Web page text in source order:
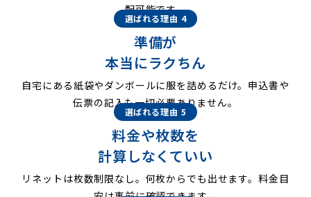
配可能です。
選ばれる理由 4
準備が
本当にラクちん
自宅にある紙袋やダンボールに服を詰めるだけ。申込書や
伝票の記入も一切必要ありません。
選ばれる理由 5
料金や枚数を
計算しなくていい
リネットは枚数制限なし。何枚からでも出せます。料金目